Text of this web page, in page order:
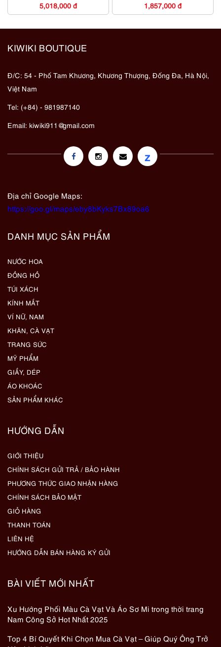
5,018,000 đ 1,857,000 đ
KIWIKI BOUTIQUE
Đ/C: 54 - Phố Tam Khương, Khương Thượng, Đống Đa, Hà Nội,
Việt Nam
Tel: (+84) - 981987140
Email: kiwiki911@gmail.com
z
Địa chỉ Google Maps:
https://goo.gl/maps/eby8bKyks7Bx89oa6
DANH MỤC SẢN PHẨM
NƯỚC HOA
ĐỒNG HỒ
TÚI XÁCH
KÍNH MẮT
VÍ NỮ, NAM
KHĂN, CÀ VẠT
TRANG SỨC
MỸ PHẨM
GIẦY, DÉP
ÁO KHOÁC
SẢN PHẨM KHÁC
HƯỚNG DẪN
GIỚI THIỆU
CHÍNH SÁCH GỬI TRẢ / BẢO HÀNH
PHƯƠNG THỨC GIAO NHẬN HÀNG
CHÍNH SÁCH BẢO MẬT
GIỎ HÀNG
THANH TOÁN
LIÊN HỆ
HƯỚNG DẪN BÁN HÀNG KÝ GỬI
BÀI VIẾT MỚI NHẤT
Xu Hướng Phối Màu Cà Vạt Và Áo Sơ Mi trong thời trang
Nam Công Sở Hot Nhất 2025
Top 4 Bí Quyết Khi Chọn Mua Cà Vạt – Giúp Quý Ông Trở